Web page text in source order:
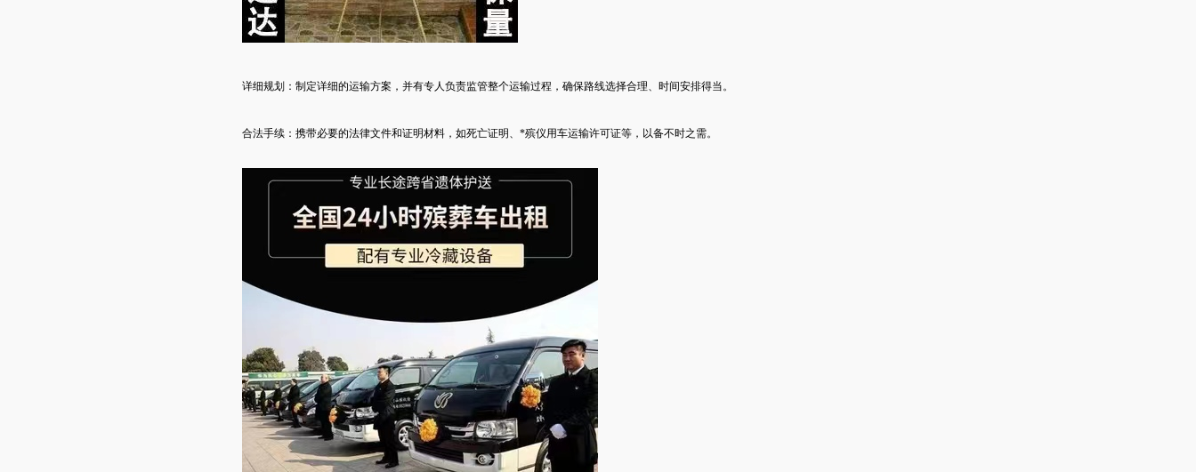
详细规划：制定详细的运输方案，并有专人负责监管整个运输过程，确保路线选择合理、时间安排得当。
合法手续：携带必要的法律文件和证明材料，如死亡证明、*殡仪用车运输许可证等，以备不时之需。